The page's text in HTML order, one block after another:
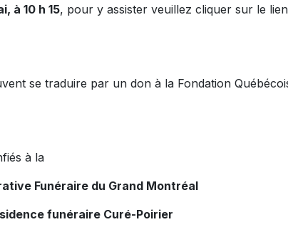
à 10 h 15, pour y assister veuillez cliquer sur le
se traduire par un don à la Fondation
à la
Funéraire du Grand Montréal
funéraire Curé-Poirier